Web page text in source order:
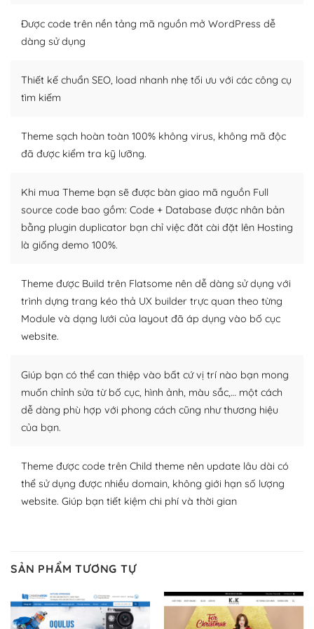
thiết kế tốt, bạn có thể tự sửa đổi. Nếu không bạn có thể
tìm kiếm chúng trên Internet hoặc nhờ chuyên gia.
– Sở hữu một cộng đồng lớn, sẵn sàng hỗ trợ
khổng lồ được kiểm duyệt bởi các nhân viên và những
người cuồng tín WordPress.
Nếu bạn gặp khó khăn, bạn có thể lên mạng và tìm
kiếm những cộng đồng WordPress, họ sẽ giúp bạn trả
lời, giải đáp vấn đề của bạn.
Cộng đồng sử dụng WordPress sẵn sàng hỗ trợ bạn
– Đa dạng plugin và themes
Plugin mở rộng là thành phần cài đặt thêm vào
WordPress để tăng thêm các tính năng cần thiết. Có
nhiều plugin trả phí hoặc miễn phí.
Nhờ lượng người dùng đông đảo, thư viện themes và
plugin của WordPress rất phong phú. Bạn có thể thỏa
thích chọn lựa plugin và themes phù hợp cho mục đích
lập website của mình.
– Dễ sử dụng
Với mọi Hosting bất kỳ thì WordPress đều có thể dễ
Và bạn có toàn quyền tự do khi quyết định nơi lưu trữ
trang web WordPress của bạn.
Dễ dàng lựa chọn Hosting cho website WordPress
Được code trên nền tảng mã nguồn mở WordPress dễ
dàng sử dụng
Thiết kế chuẩn SEO, load nhanh nhẹ tối ưu với các công cụ
tìm kiếm
Theme sạch hoàn toàn 100% không virus, không mã độc
đã được kiểm tra kỹ lưỡng.
Khi mua Theme bạn sẽ được bàn giao mã nguồn Full
source code bao gồm: Code + Database được nhân bản
bằng plugin duplicator bạn chỉ việc đăt cài đặt lên Hosting
là giống demo 100%.
Theme được Build trên Flatsome nên dễ dàng sử dụng với
trình dựng trang kéo thả UX builder trực quan theo từng
Module và dạng lưới của layout đã áp dụng vào bố cục
website.
Giúp bạn có thể can thiệp vào bất cứ vị trí nào bạn mong
muốn chỉnh sửa từ bố cục, hình ảnh, màu sắc,… một cách
dễ dàng phù hợp với phong cách cũng như thương hiệu
của bạn.
Theme được code trên Child theme nên update lâu dài có
thể sử dụng được nhiều domain, không giới hạn số lượng
website. Giúp bạn tiết kiệm chi phí và thời gian
SẢN PHẨM TƯƠNG TỰ